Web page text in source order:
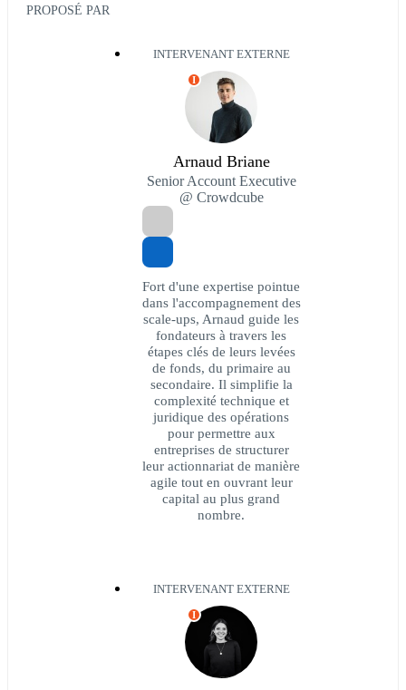
PROPOSÉ PAR
INTERVENANT EXTERNE
I
Arnaud Briane
Senior Account Executive
@ Crowdcube
Fort d'une expertise pointue
dans l'accompagnement des
scale-ups, Arnaud guide les
fondateurs à travers les
étapes clés de leurs levées
de fonds, du primaire au
secondaire. Il simplifie la
complexité technique et
juridique des opérations
pour permettre aux
entreprises de structurer
leur actionnariat de manière
agile tout en ouvrant leur
capital au plus grand
nombre.
INTERVENANT EXTERNE
I